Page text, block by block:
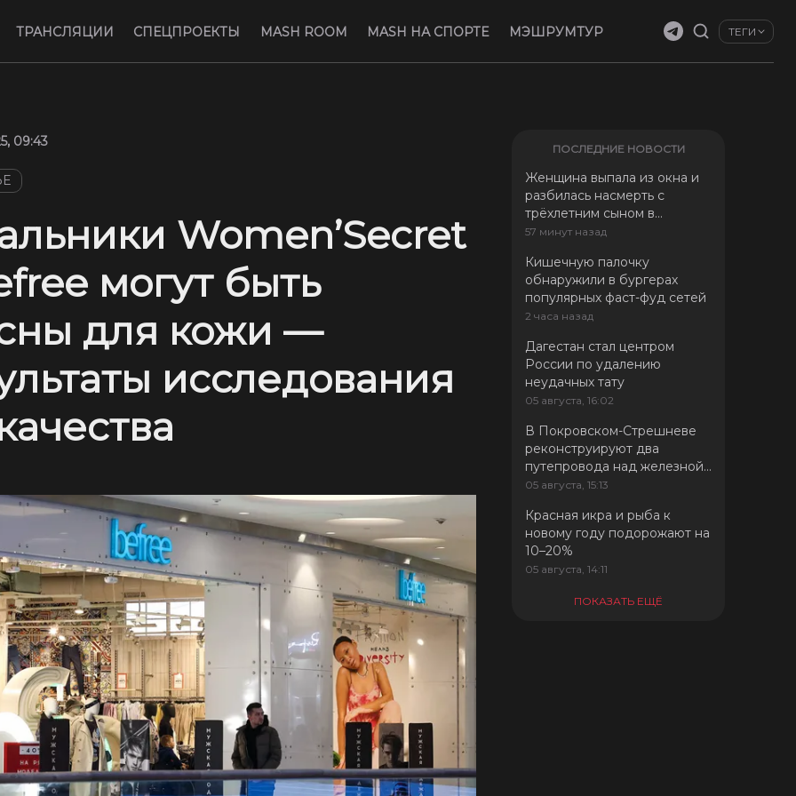
ТРАНСЛЯЦИИ СПЕЦПРОЕКТЫ MASH ROOM MASH НА СПОРТЕ МЭШРУМТУР ТЕГИ
09:43
Women’Secret
могут быть
для кожи —
исследования
ПОСЛЕДНИЕ НОВОСТИ
Женщина выпала из окна и
разбилась насмерть с
трёхлетним сыном в
Подмосковье
57 минут назад
Кишечную палочку
обнаружили в бургерах
популярных фаст-фуд сетей
2 часа назад
Дагестан стал центром
России по удалению
неудачных тату
05 августа, 16:02
В Покровском-Стрешневе
реконструируют два
путепровода над железной
дорогой — автодорожный и
05 августа, 15:13
Красная икра и рыба к
новому году подорожают на
10–20%
05 августа, 14:11
ПОКАЗАТЬ ЕЩË